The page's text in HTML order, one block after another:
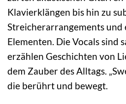
Klavierklängen bis hin zu
Streicherarrangements und
Elementen. Die Vocals sind
erzählen Geschichten von
dem Zauber des Alltags.
die berührt und bewegt.